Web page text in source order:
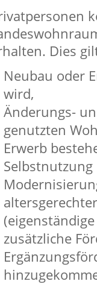
Dies
Neubau oder
wird,
Änderungs-
genutzten
Erwerb
zusätzliche